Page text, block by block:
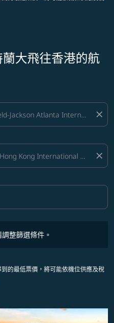
大飛往香港的航
close
close
整篩選條件。
的最低票價，將可能依機位供應及稅